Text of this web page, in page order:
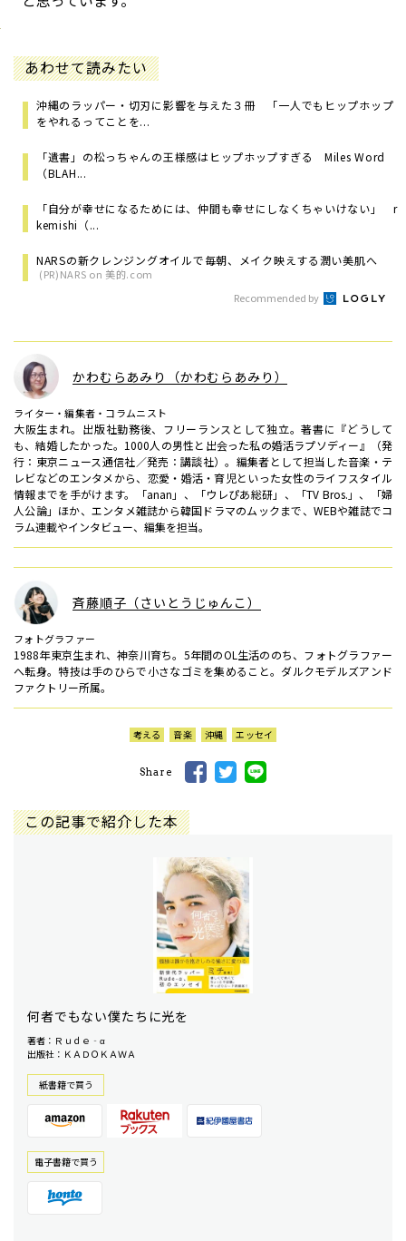
あわせて読みたい
沖縄のラッパー・切刃に影響を与えた３冊 「一人でもヒップホップ
をやれるってことを...
「遺書」の松っちゃんの王様感はヒップホップすぎる Miles Word
（BLAH...
「自分が幸せになるためには、仲間も幸せにしなくちゃいけない」 r
kemishi（...
NARSの新クレンジングオイルで毎朝、メイク映えする潤い美肌へ
(PR)NARS on 美的.com
Recommended by
かわむらあみり（かわむらあみり）
ライター・編集者・コラムニスト
大阪生まれ。出版社勤務後、フリーランスとして独立。著書に『どうして
も、結婚したかった。1000人の男性と出会った私の婚活ラプソディー』（発
行：東京ニュース通信社／発売：講談社）。編集者として担当した音楽・テ
レビなどのエンタメから、恋愛・婚活・育児といった女性のライフスタイル
情報までを手がけます。「anan」、「ウレぴあ総研」、「TV Bros.」、「婦
人公論」ほか、エンタメ雑誌から韓国ドラマのムックまで、WEBや雑誌でコ
ラム連載やインタビュー、編集を担当。
斉藤順子（さいとうじゅんこ）
フォトグラファー
1988年東京生まれ、神奈川育ち。5年間のOL生活ののち、フォトグラファー
へ転身。特技は手のひらで小さなゴミを集めること。ダルクモデルズアンド
ファクトリー所属。
考える 音楽 沖縄 エッセイ
Share
この記事で紹介した本
何者でもない僕たちに光を
著者：Ｒｕｄｅ‐α
出版社：ＫＡＤＯＫＡＷＡ
紙書籍で買う
電⼦書籍で買う